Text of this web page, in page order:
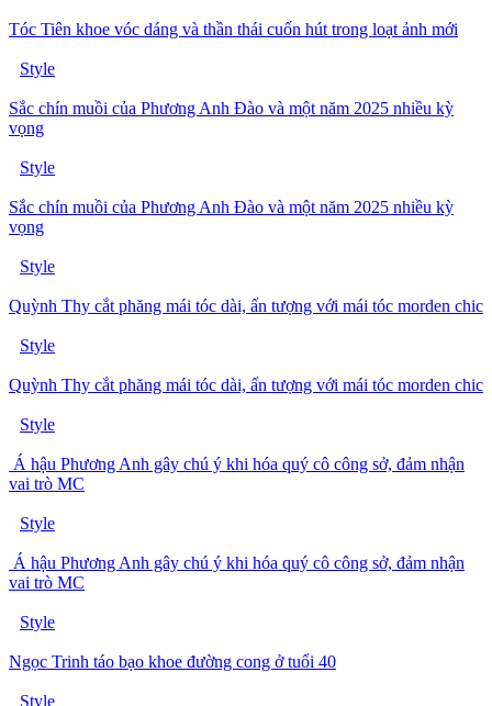
Tóc Tiên khoe vóc dáng và thần thái cuốn hút trong loạt ảnh mới
Style
Sắc chín muồi của Phương Anh Đào và một năm 2025 nhiều kỳ
vọng
Style
Sắc chín muồi của Phương Anh Đào và một năm 2025 nhiều kỳ
vọng
Style
Quỳnh Thy cắt phăng mái tóc dài, ấn tượng với mái tóc morden chic
Style
Quỳnh Thy cắt phăng mái tóc dài, ấn tượng với mái tóc morden chic
Style
Á hậu Phương Anh gây chú ý khi hóa quý cô công sở, đảm nhận
vai trò MC
Style
Á hậu Phương Anh gây chú ý khi hóa quý cô công sở, đảm nhận
vai trò MC
Style
Ngọc Trinh táo bạo khoe đường cong ở tuổi 40
Style